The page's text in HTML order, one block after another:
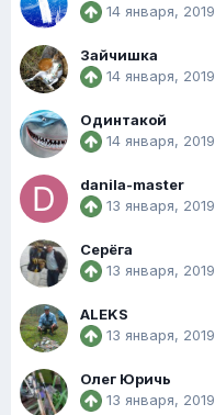
14 января, 2019
Зайчишка
14 января, 2019
Одинтакой
14 января, 2019
danila-master
13 января, 2019
Серёга
13 января, 2019
ALEKS
13 января, 2019
Олег Юричь
13 января, 2019